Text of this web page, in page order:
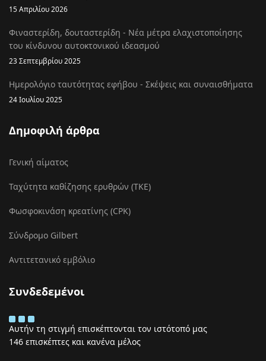
15 Απριλίου 2026
Φιναστερίδη, δουταστερίδη - Νέα μέτρα ελαχιστοποίησης
του κίνδυνου αυτοκτονικού ιδεασμού
23 Σεπτεμβρίου 2025
Ημερολόγιο ταυτότητας εφήβου - Σκέψεις και συναισθήματα
24 Ιουλίου 2025
Δημοφιλή άρθρα
Γενική αίματος
Ταχύτητα καθίζησης ερυθρών (ΤΚΕ)
Φωσφοκινάση κρεατίνης (CPK)
Σύνδρομο Gilbert
Αντιτετανικό εμβόλιο
Συνδεδεμένοι
Αυτήν τη στιγμή επισκέπτονται τον ιστότοπό μας
146 επισκέπτες και κανένα μέλος